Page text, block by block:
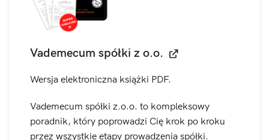
Vademecum spółki z o.o.
Wersja elektroniczna książki PDF.
Vademecum spółki z.o.o. to kompleksowy
poradnik, który poprowadzi Cię krok po kroku
przez wszystkie etapy prowadzenia spółki.